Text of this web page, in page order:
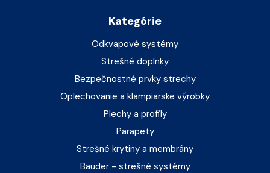
Kategórie
Odkvapové systémy
Strešné doplnky
Bezpečnostné prvky strechy
Oplechovanie a klampiarske výrobky
Plechy a profily
Parapety
Strešné krytiny a membrány
Bauder - strešné systémy